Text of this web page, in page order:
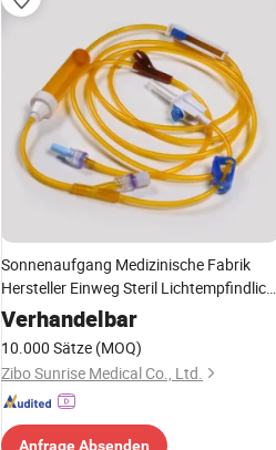
Sonnenaufgang Medizinische Fabrik
Hersteller Einweg Steril Lichtempfindlich
IV Infusionsset mit lichtdichtem
Schlauch
Verhandelbar
10.000 Sätze (MOQ)
Zibo Sunrise Medical Co., Ltd.
Anfrage Absenden